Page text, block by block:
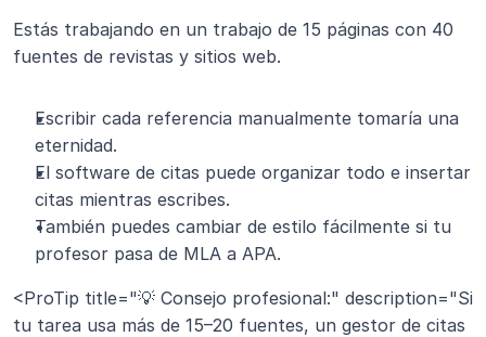
Estás trabajando en un trabajo de 15 páginas con 40
fuentes de revistas y sitios web.
Escribir cada referencia manualmente tomaría una
eternidad.
El software de citas puede organizar todo e insertar
citas mientras escribes.
También puedes cambiar de estilo fácilmente si tu
profesor pasa de MLA a APA.
<ProTip title="💡 Consejo profesional:" description="Si
tu tarea usa más de 15–20 fuentes, un gestor de citas